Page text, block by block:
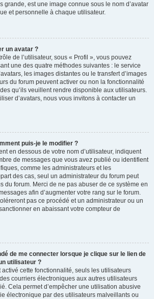
grande, est une image connue sous le nom d’avatar
et personnelle à chaque utilisateur.
un avatar ?
de l’utilisateur, sous « Profil », vous pouvez
une des quatre méthodes suivantes : le service
les images distantes ou le transfert d’images
du forum peuvent activer ou non la fonctionnalité
qu’ils veuillent rendre disponible aux utilisateurs.
d’avatars, nous vous invitons à contacter un
puis-je le modifier ?
en dessous de votre nom d’utilisateur, indiquent
de messages que vous avez publié ou identifient
comme les administrateurs et les
des cas, seul un administrateur du forum peut
du forum. Merci de ne pas abuser de ce système en
afin d’augmenter votre rang sur le forum.
pas ce procédé et un administrateur ou un
en abaissant votre compteur de
de me connecter lorsque je clique sur le lien de
utilisateur ?
cette fonctionnalité, seuls les utilisateurs
courriers électroniques aux autres utilisateurs
Cela permet d’empêcher une utilisation abusive
électronique par des utilisateurs malveillants ou